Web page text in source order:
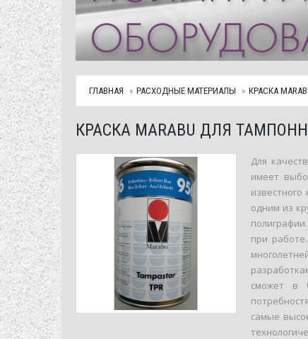
ГЛАВНАЯ РАСХОДНЫЕ МАТЕРИАЛЫ КРАСКА
КРАСКА MARABU ДЛЯ
Для
имеет
одним из
при
сможет в
самые